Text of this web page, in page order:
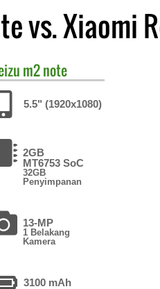
vs. Xiaomi
m2 note
5.5" (1920x1080)
2GB
MT6753 SoC
32GB
Penyimpanan
13-MP
1 Belakang
Kamera
3100 mAh